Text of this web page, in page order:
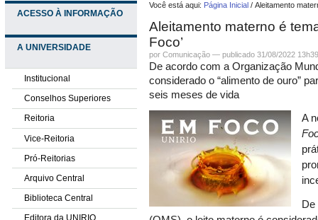
ACESSO À INFORMAÇÃO
A UNIVERSIDADE
Institucional
Conselhos Superiores
Reitoria
Vice-Reitoria
Pró-Reitorias
Arquivo Central
Biblioteca Central
Você está aqui: Página Inicial /Aleitamento
Aleitamento materno é
Foco’
porComunicação —publicado 31/08/2022
De acordo com a Organização
considerado o “alimento de ouro”
seis meses de vida
A